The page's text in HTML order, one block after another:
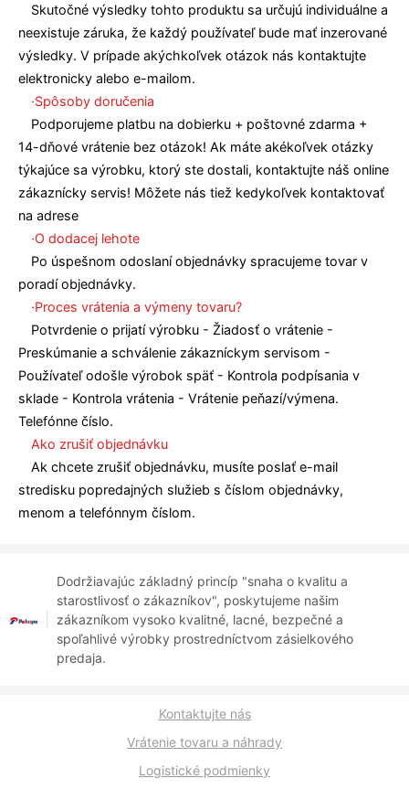
Skutočné výsledky tohto produktu sa určujú individuálne a
neexistuje záruka, že každý používateľ bude mať inzerované
výsledky. V prípade akýchkoľvek otázok nás kontaktujte
elektronicky alebo e-mailom.
·Spôsoby doručenia
Podporujeme platbu na dobierku + poštovné zdarma +
14-dňové vrátenie bez otázok! Ak máte akékoľvek otázky
týkajúce sa výrobku, ktorý ste dostali, kontaktujte náš online
zákaznícky servis! Môžete nás tiež kedykoľvek kontaktovať
na adrese
·O dodacej lehote
Po úspešnom odoslaní objednávky spracujeme tovar v
poradí objednávky.
·Proces vrátenia a výmeny tovaru?
Potvrdenie o prijatí výrobku - Žiadosť o vrátenie -
Preskúmanie a schválenie zákazníckym servisom -
Používateľ odošle výrobok späť - Kontrola podpísania v
sklade - Kontrola vrátenia - Vrátenie peňazí/výmena.
Telefónne číslo.
Ako zrušiť objednávku
Ak chcete zrušiť objednávku, musíte poslať e-mail
stredisku popredajných služieb s číslom objednávky,
menom a telefónnym číslom.
Dodržiavajúc základný princíp "snaha o kvalitu a
starostlivosť o zákazníkov", poskytujeme našim
zákazníkom vysoko kvalitné, lacné, bezpečné a
spoľahlivé výrobky prostredníctvom zásielkového
predaja.
Kontaktujte nás
Vrátenie tovaru a náhrady
Logistické podmienky